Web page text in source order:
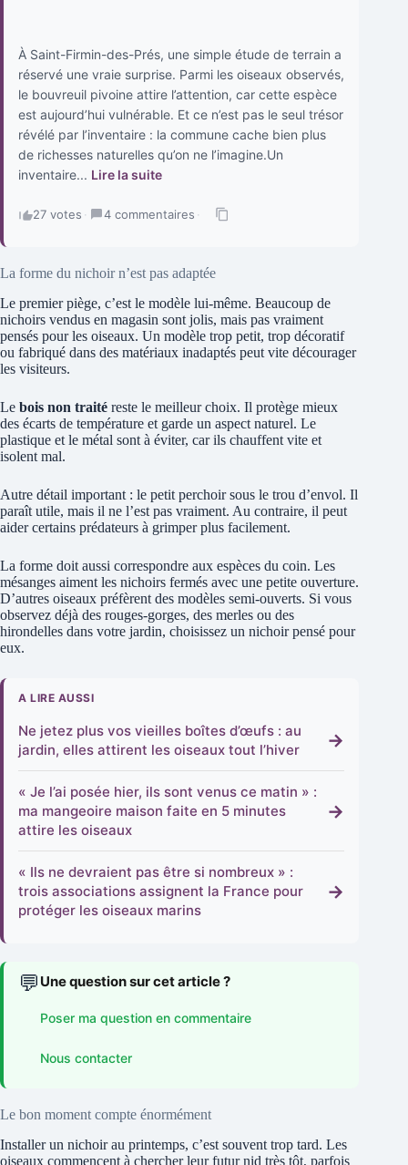
À Saint-Firmin-des-Prés, une simple étude de terrain a
réservé une vraie surprise. Parmi les oiseaux observés,
le bouvreuil pivoine attire l’attention, car cette espèce
est aujourd’hui vulnérable. Et ce n’est pas le seul trésor
révélé par l’inventaire : la commune cache bien plus
de richesses naturelles qu’on ne l’imagine.Un
inventaire... Lire la suite
27 votes · 4 commentaires ·
La forme du nichoir n’est pas adaptée
Le premier piège, c’est le modèle lui-même. Beaucoup de
nichoirs vendus en magasin sont jolis, mais pas vraiment
pensés pour les oiseaux. Un modèle trop petit, trop décoratif
ou fabriqué dans des matériaux inadaptés peut vite décourager
les visiteurs.
Le bois non traité reste le meilleur choix. Il protège mieux
des écarts de température et garde un aspect naturel. Le
plastique et le métal sont à éviter, car ils chauffent vite et
isolent mal.
Autre détail important : le petit perchoir sous le trou d’envol. Il
paraît utile, mais il ne l’est pas vraiment. Au contraire, il peut
aider certains prédateurs à grimper plus facilement.
La forme doit aussi correspondre aux espèces du coin. Les
mésanges aiment les nichoirs fermés avec une petite ouverture.
D’autres oiseaux préfèrent des modèles semi-ouverts. Si vous
observez déjà des rouges-gorges, des merles ou des
hirondelles dans votre jardin, choisissez un nichoir pensé pour
eux.
A LIRE AUSSI
Ne jetez plus vos vieilles boîtes d’œufs : au
jardin, elles attirent les oiseaux tout l’hiver
→
« Je l’ai posée hier, ils sont venus ce matin » :
ma mangeoire maison faite en 5 minutes
attire les oiseaux
→
« Ils ne devraient pas être si nombreux » :
trois associations assignent la France pour
protéger les oiseaux marins
→
💬 Une question sur cet article ?
Poser ma question en commentaire
Nous contacter
Le bon moment compte énormément
Installer un nichoir au printemps, c’est souvent trop tard. Les
oiseaux commencent à chercher leur futur nid très tôt, parfois